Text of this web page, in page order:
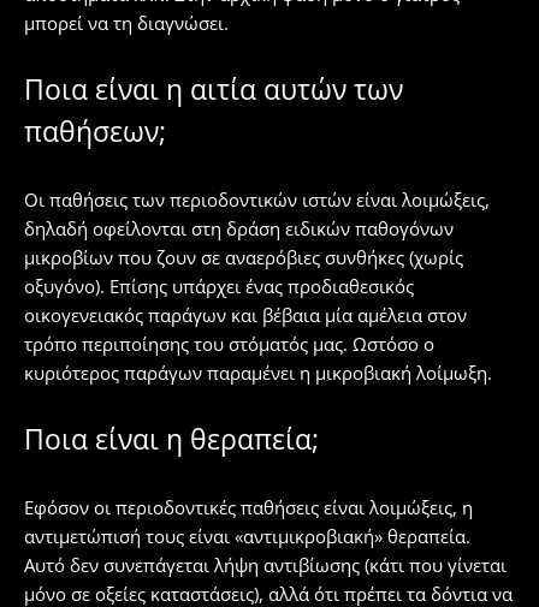
μπορεί να τη διαγνώσει.
Ποια είναι η αιτία αυτών των
παθήσεων;
Οι παθήσεις των περιοδοντικών ιστών είναι λοιμώξεις,
δηλαδή οφείλονται στη δράση ειδικών παθογόνων
μικροβίων που ζουν σε αναερόβιες συνθήκες (χωρίς
οξυγόνο). Επίσης υπάρχει ένας προδιαθεσικός
οικογενειακός παράγων και βέβαια μία αμέλεια στον
τρόπο περιποίησης του στόματός μας. Ωστόσο ο
κυριότερος παράγων παραμένει η μικροβιακή λοίμωξη.
Ποια είναι η θεραπεία;
Εφόσον οι περιοδοντικές παθήσεις είναι λοιμώξεις, η
αντιμετώπισή τους είναι «αντιμικροβιακή» θεραπεία.
Αυτό δεν συνεπάγεται λήψη αντιβίωσης (κάτι που γίνεται
μόνο σε οξείες καταστάσεις), αλλά ότι πρέπει τα δόντια να